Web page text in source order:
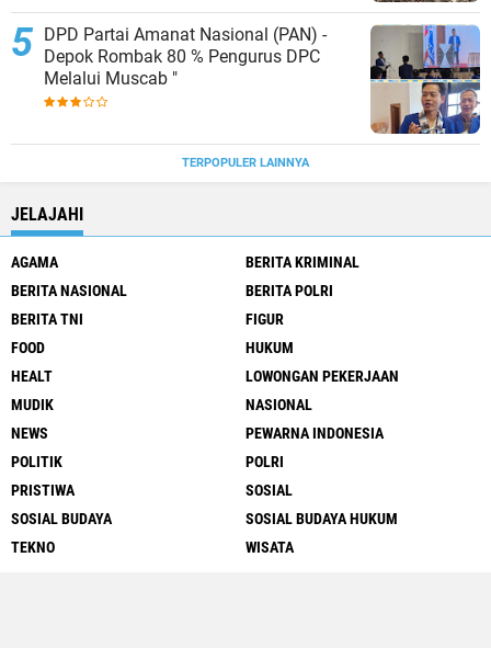
DPD Partai Amanat Nasional (PAN) -
Depok Rombak 80 % Pengurus DPC
Melalui Muscab "
TERPOPULER LAINNYA
JELAJAHI
AGAMA
BERITA KRIMINAL
BERITA NASIONAL
BERITA POLRI
BERITA TNI
FIGUR
FOOD
HUKUM
HEALT
LOWONGAN PEKERJAAN
MUDIK
NASIONAL
NEWS
PEWARNA INDONESIA
POLITIK
POLRI
PRISTIWA
SOSIAL
SOSIAL BUDAYA
SOSIAL BUDAYA HUKUM
TEKNO
WISATA